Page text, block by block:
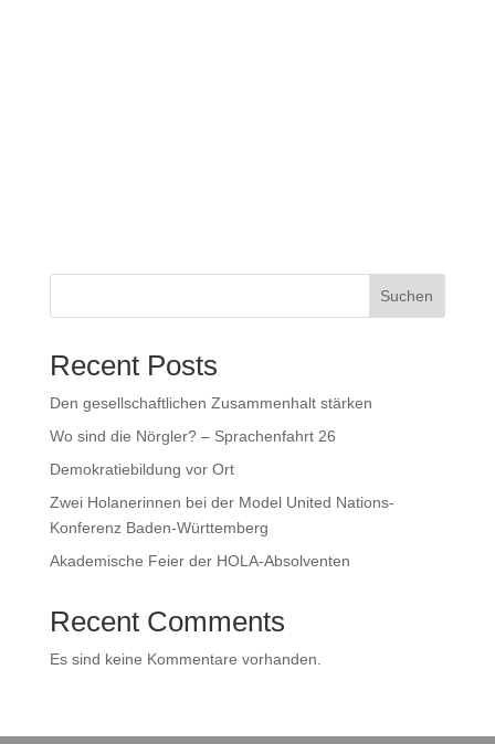
Suchen
Recent Posts
Den gesellschaftlichen Zusammenhalt stärken
Wo sind die Nörgler? – Sprachenfahrt 26
Demokratiebildung vor Ort
Zwei Holanerinnen bei der Model United Nations-
Konferenz Baden-Württemberg
Akademische Feier der HOLA-Absolventen
Recent Comments
Es sind keine Kommentare vorhanden.